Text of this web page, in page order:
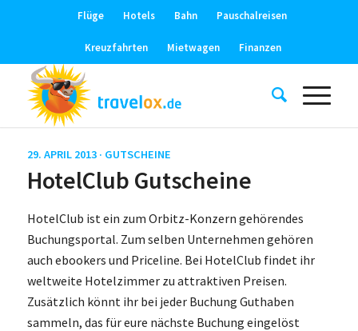
Flüge Hotels Bahn Pauschalreisen
Kreuzfahrten Mietwagen Finanzen
29. APRIL 2013 · GUTSCHEINE
HotelClub Gutscheine
HotelClub ist ein zum Orbitz-Konzern gehörendes
Buchungsportal. Zum selben Unternehmen gehören
auch ebookers und Priceline. Bei HotelClub findet ihr
weltweite Hotelzimmer zu attraktiven Preisen.
Zusätzlich könnt ihr bei jeder Buchung Guthaben
sammeln, das für eure nächste Buchung eingelöst